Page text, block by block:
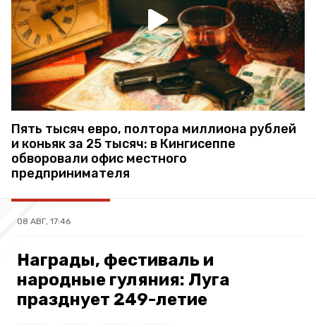
Пять тысяч евро, полтора миллиона рублей
и коньяк за 25 тысяч: в Кингисеппе
обворовали офис местного
предпринимателя
08 АВГ, 17:46
Награды, фестиваль и
народные гуляния: Луга
празднует 249-летие